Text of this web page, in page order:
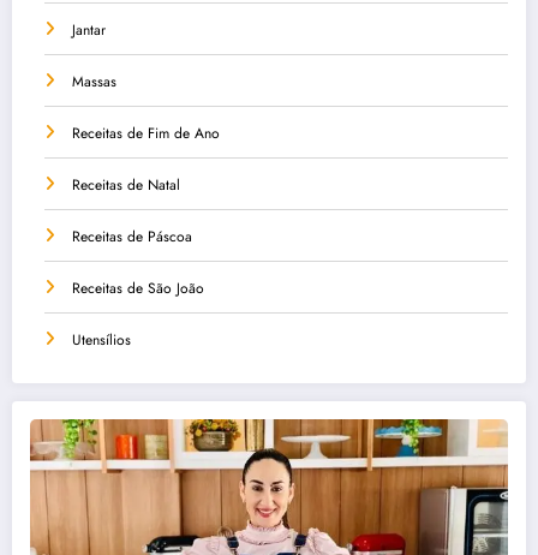
Jantar
Massas
Receitas de Fim de Ano
Receitas de Natal
Receitas de Páscoa
Receitas de São João
Utensílios